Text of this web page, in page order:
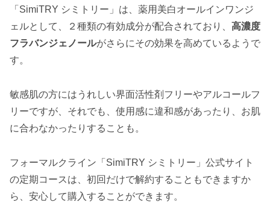
「SimiTRY シミトリー」は、薬用美白オールインワンジ
ェルとして、２種類の有効成分が配合されており、 高濃度
フラバンジェノールがさらにその効果を高めているようで
す。
敏感肌の方にはうれしい界面活性剤フリーやアルコールフ
リーですが、それでも、使用感に違和感があったり、お肌
に合わなかったりすることも。
フォーマルクライン「SimiTRY シミトリー」公式サイト
の定期コースは、初回だけで解約することもできますか
ら、安心して購入することができます。